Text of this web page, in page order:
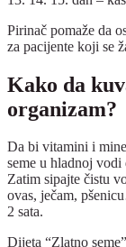
Pirinač pomaže da
za pacijente koji se
Kako da
organizam?
Da bi vitamini i
seme u hladnoj
Zatim sipajte čistu
ovas, ječam,
2 sata.
Dijeta “Zlatno